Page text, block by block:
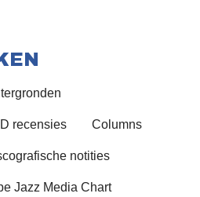
recensies Columns
notities
Jazz Media Chart